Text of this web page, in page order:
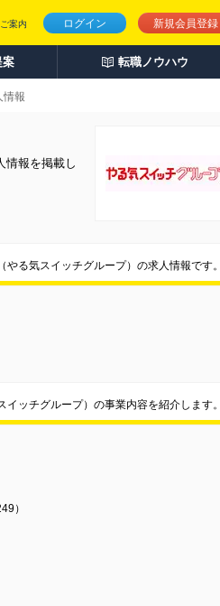
ログイン 新規会員登録
案内
案 転職ノウハウ
情報
情報を掲載し
る気スイッチグループ）の求人情報です。
ッチグループ）の事業内容を紹介します。
）